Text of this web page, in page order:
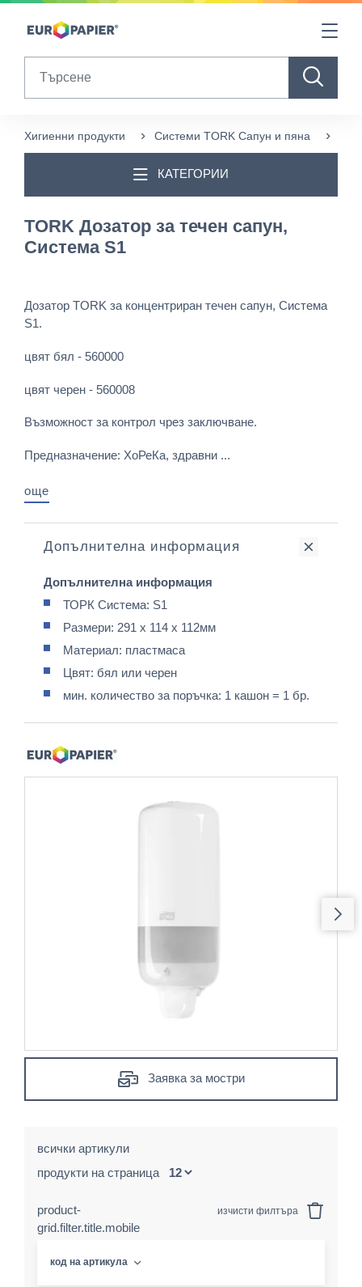
Table Of Content
Продукти в допълнение към този
Други продукти, които може да ви харесат
Хигиенни продукти Системи TORK Сапун и пяна
КАТЕГОРИИ
TORK Дозатор за течен сапун,
Система S1
Дозатор TORK за концентриран течен сапун, Система
S1.
цвят бял - 560000
цвят черен - 560008
Възможност за контрол чрез заключване.
Предназначение: ХоРеКа, здравни ...
още
Допълнителна информация
Допълнителна информация
ТОРК Система: S1
Размери: 291 x 114 x 112мм
Материал: пластмаса
Цвят: бял или черен
мин. количество за поръчка: 1 кашон = 1 бр.
Заявка за мостри
всички артикули
продукти на страница
product-
grid.filter.title.mobile
изчисти филтъра
код на артикула